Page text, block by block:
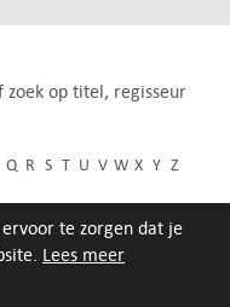
te zorgen dat je
Lees meer
op titel, regisseur
Q R S T U V W X Y Z